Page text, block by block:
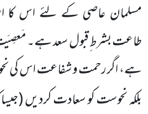
مسلمان عاصی کے لئے اس کا
طاعت بشرط ِقبول سعد ہے۔
ہے، اگر رحمت و شفاعت اس کی
بلکہ نحوست کو سعادت کردیں